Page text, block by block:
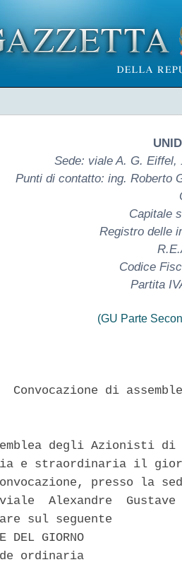
Sede: viale A. G. Eiffel,
Punti di contatto: ing. Roberto
Capitale
Registro delle
Codice
Partita
(GU Parte
Convocazione di
degli Azionisti
e straordinaria il
presso la
viale  Alexandre
sul seguente
DEL GIORNO
ordinaria